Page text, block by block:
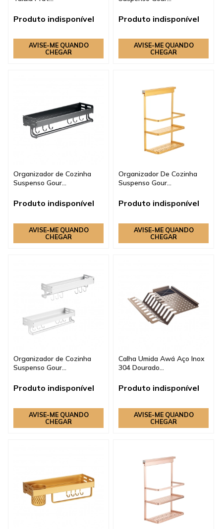
Produto indisponível
AVISE-ME QUANDO
CHEGAR
Produto indisponível
AVISE-ME QUANDO
CHEGAR
Organizador de Cozinha
Suspenso Gour...
Produto indisponível
AVISE-ME QUANDO
CHEGAR
Organizador De Cozinha
Suspenso Gour...
Produto indisponível
AVISE-ME QUANDO
CHEGAR
Organizador de Cozinha
Suspenso Gour...
Produto indisponível
AVISE-ME QUANDO
CHEGAR
Calha Umida Awá Aço Inox
304 Dourado...
Produto indisponível
AVISE-ME QUANDO
CHEGAR